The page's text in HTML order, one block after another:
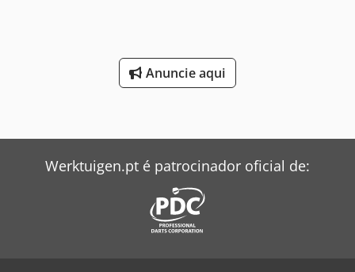
marcar uma reunião sem compromisso. Por favor telefone
previamente, pois nem sempre estamos presentes. Van de
Wert Trading B.V. Bedrijfsstraat 3 5391 LR Nuland
Anuncie aqui
Werktuigen.pt é patrocinador oficial de: